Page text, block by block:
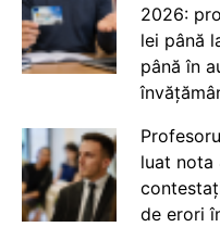
2026:
lei până
până în
luat nota
de erori